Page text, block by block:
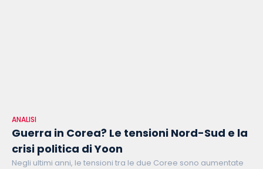
ANALISI
Guerra in Corea? Le tensioni Nord-Sud e la
crisi politica di Yoon
Negli ultimi anni, le tensioni tra le due Coree sono aumentate